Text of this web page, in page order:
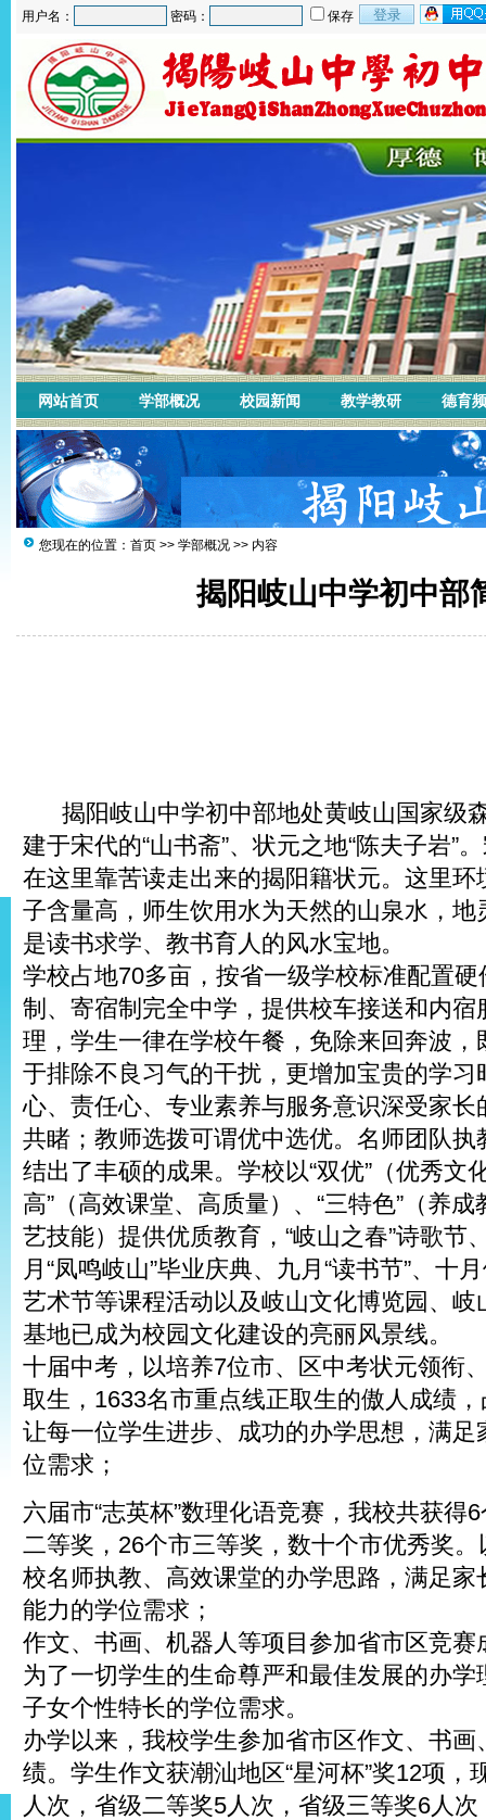
用户名： 密码： 保存
网站首页 学部概况 校园新闻 教学教研 德育
您现在的位置： 首页 >> 学部概况 >> 内容
揭阳岐山中学初中部
揭阳岐山中学初中部地处黄岐山国家级
建于宋代的“山书斋”、状元之地“陈夫子岩”
在这里靠苦读走出来的揭阳籍状元。这里环
子含量高，师生饮用水为天然的山泉水，地
是读书求学、教书育人的风水宝地。
学校占地70多亩，按省一级学校标准配置
制、寄宿制完全中学，提供校车接送和内宿
理，学生一律在学校午餐，免除来回奔波，
于排除不良习气的干扰，更增加宝贵的学习
心、责任心、专业素养与服务意识深受家长
共睹；教师选拨可谓优中选优。名师团队执
结出了丰硕的成果。学校以“双优”（优秀文
高”（高效课堂、高质量）、“三特色”（养
艺技能）提供优质教育，“岐山之春”诗歌节
月“凤鸣岐山”毕业庆典、九月“读书节”、十
艺术节等课程活动以及岐山文化博览园、岐
基地已成为校园文化建设的亮丽风景线。
十届中考，以培养7位市、区中考状元领衔
取生，1633名市重点线正取生的傲人成绩
让每一位学生进步、成功的办学思想，满足
位需求；
六届市“志英杯”数理化语竞赛，我校共获得
二等奖，26个市三等奖，数十个市优秀奖
校名师执教、高效课堂的办学思路，满足家
能力的学位需求；
作文、书画、机器人等项目参加省市区竞赛
为了一切学生的生命尊严和最佳发展的办
子女个性特长的学位需求。
办学以来，我校学生参加省市区作文、书
绩。学生作文获潮汕地区“星河杯”奖12项，
人次，省级二等奖5人次，省级三等奖6人